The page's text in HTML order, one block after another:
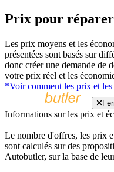
Prix pour
Les prix moyens et les
présentées sont basés sur
donc créer une demande de
votre prix réel et les
*Voir comment les prix et
Informations sur les prix et
Le nombre d'offres, les prix
sont calculés sur des
Autobutler, sur la base de